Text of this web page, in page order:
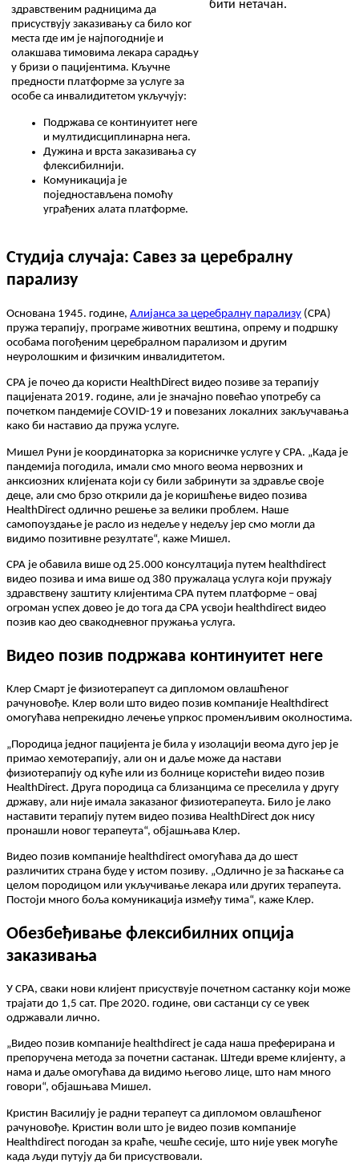
здравственим радницима да
присуствују заказивању са било ког
места где им је најпогодније и
олакшава тимовима лекара сарадњу
у бризи о пацијентима. Кључне
предности платформе за услуге за
особе са инвалидитетом укључују:
Подржава се континуитет неге
и мултидисциплинарна нега.
Дужина и врста заказивања су
флексибилнији.
Комуникација је
поједностављена помоћу
уграђених алата платформе.
Студија случаја: Савез за церебралну
парализу
Основана 1945. године, Алијанса за церебралну парализу (CPA)
пружа терапију, програме животних вештина, опрему и подршку
особама погођеним церебралном парализом и другим
неуролошким и физичким инвалидитетом.
CPA је почео да користи HealthDirect видео позиве за терапију
пацијената 2019. године, али је значајно повећао употребу са
почетком пандемије COVID-19 и повезаних локалних закључавања
како би наставио да пружа услуге.
М ишел Руни је координаторка за корисничке услуге у CPA. „Када је
пандемија погодила, имали смо много веома нервозних и
анксиозних клијената који су били забринути за здравље своје
деце, али смо брзо открили да је коришћење видео позива
HealthDirect одлично решење за велики проблем. Наше
самопоуздање је расло из недеље у недељу јер смо могли да
видимо позитивне резултате“, каже М ишел.
CPA је обавила више од 25.000 консултација путем healthdirect
видео позива и има више од 380 пружалаца услуга који пружају
здравствену заштиту клијентима CPA путем платформе – овај
огроман успех довео је до тога да CPA усвоји healthdirect видео
позив као део свакодневног пружања услуга.
Видео позив подржава континуитет неге
Клер Смарт је физиотерапеут са дипломом овлашћеног
рачуновође. Клер воли што видео позив компаније Healthdirect
омогућава непрекидно лечење упркос променљивим околностима.
„Породица једног пацијента је била у изолацији веома дуго јер је
примао хемотерапију, али он и даље може да настави
физиотерапију од куће или из болнице користећи видео позив
HealthDirect. Друга породица са близанцима се преселила у другу
државу, али није имала заказаног физиотерапеута. Било је лако
наставити терапију путем видео позива HealthDirect док нису
пронашли новог терапеута“, објашњава Клер.
Видео позив компаније healthdirect омогућава да до шест
различитих страна буде у истом позиву. „Одлично је за ћаскање са
целом породицом или укључивање лекара или других терапеута.
Постоји много боља комуникација између тима“, каже Клер.
Обезбеђивање флексибилних опција
заказивања
У CPA, сваки нови клијент присуствује почетном састанку који може
трајати до 1,5 сат. П ре 2020. године, ови састанци су се увек
одржавали лично.
„Видео позив компаније healthdirect је сада наша преферирана и
препоручена метода за почетни састанак. Штеди време клијенту, а
нама и даље омогућава да видимо његово лице, што нам много
говори“, објашњава Мишел.
Кристин Василију је радни терапеут са дипломом овлашћеног
рачуновође. Кристин воли што је видео позив компаније
Healthdirect погодан за краће, чешће сесије, што није увек могуће
када људи путују да би присуствовали.